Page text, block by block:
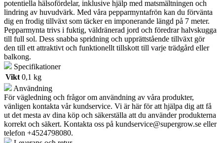
potentiella hälsofördelar, inklusive hjälp med matsmältningen och
lindring av huvudvärk. Med våra pepparmyntafrön kan du förvänta
dig en frodig tillväxt som täcker en imponerande längd på 7 meter.
Pepparmynta trivs i fuktig, väldränerad jord och föredrar halvskugga
till full sol. Dess snabba spridning och upprättstående tillväxt gör
den till ett attraktivt och funktionellt tillskott till varje trädgård eller
balkong.
Specifikationer
Vikt 0,1 kg
Användning
För vägledning och frågor om användning av våra produkter,
vänligen kontakta vår kundservice. Vi är här för att hjälpa dig att få
ut det mesta av dina köp och säkerställa att du använder produkterna
korrekt och säkert. Kontakta oss på kundservice@supergrow.se eller
telefon +4524798080.